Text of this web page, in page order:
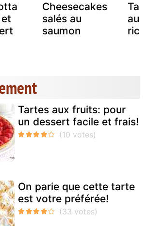
Cheesecakes
salés au
saumon
au
Tartes aux fruits: pour
un dessert facile et frais!
On parie que cette tarte
est votre préférée!